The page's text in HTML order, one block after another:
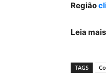
Região
Leia
TAGS